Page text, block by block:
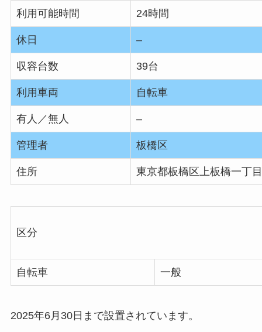
利用可能時間 24時間
休日 –
収容台数 39台
利用車両 自転車
有人／無人 –
管理者 板橋区
住所 東京都板橋区上板橋一丁
区分
自転車 一般
2025年6月30日まで設置されています。